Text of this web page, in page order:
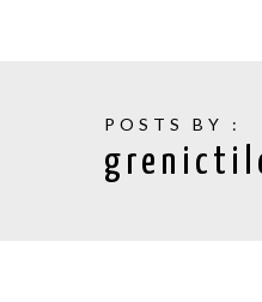
POSTS BY :